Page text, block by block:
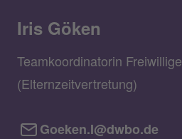
Iris Göken
Teamkoordinatorin
(Elternzeitvertretung)
Goeken.I@dwbo.de